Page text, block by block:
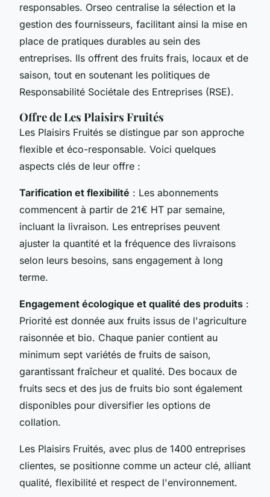
responsables. Orseo centralise la sélection et la
gestion des fournisseurs, facilitant ainsi la mise en
place de pratiques durables au sein des
entreprises. Ils offrent des fruits frais, locaux et de
saison, tout en soutenant les politiques de
Responsabilité Sociétale des Entreprises (RSE).
Offre de Les Plaisirs Fruités
Les Plaisirs Fruités se distingue par son approche
flexible et éco-responsable. Voici quelques
aspects clés de leur offre :
Tarification et flexibilité : Les abonnements
commencent à partir de 21€ HT par semaine,
incluant la livraison. Les entreprises peuvent
ajuster la quantité et la fréquence des livraisons
selon leurs besoins, sans engagement à long
terme.
Engagement écologique et qualité des produits :
Priorité est donnée aux fruits issus de l'agriculture
raisonnée et bio. Chaque panier contient au
minimum sept variétés de fruits de saison,
garantissant fraîcheur et qualité. Des bocaux de
fruits secs et des jus de fruits bio sont également
disponibles pour diversifier les options de
collation.
Les Plaisirs Fruités, avec plus de 1400 entreprises
clientes, se positionne comme un acteur clé, alliant
qualité, flexibilité et respect de l'environnement.